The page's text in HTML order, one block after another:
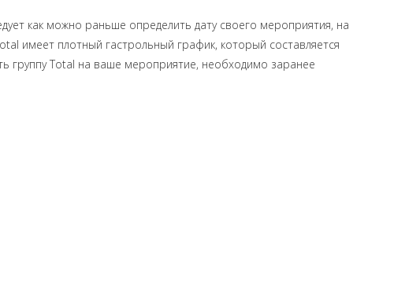
как можно раньше определить дату своего мероприятия, на
имеет плотный гастрольный график, который составляется
группу Total на ваше мероприятие, необходимо заранее